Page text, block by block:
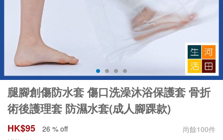
腿腳創傷防水套 傷口洗澡沐浴保護套 骨折
術後護理套 防濕水套(成人腳踝款)
HK$95 26 % off 尚餘100件